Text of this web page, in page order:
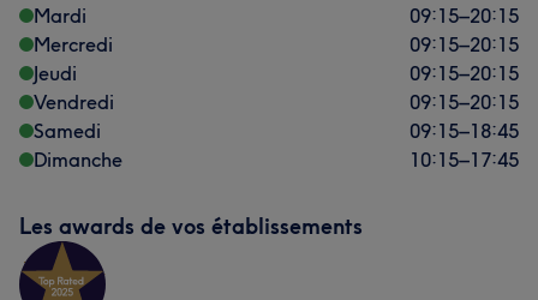
Mardi
09:15–20:15
Mercredi
09:15–20:15
Jeudi
09:15–20:15
Vendredi
09:15–20:15
Samedi
09:15–18:45
Dimanche
10:15–17:45
Les awards de vos établissements